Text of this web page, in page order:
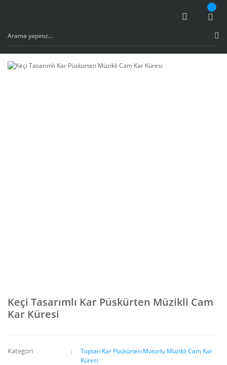
Keçi Tasarımlı Kar Püskürten Müzikli Cam
Kar Küresi
Kategori
Toptan Kar Püskürten Motorlu Müzikli Cam Kar
Küresi